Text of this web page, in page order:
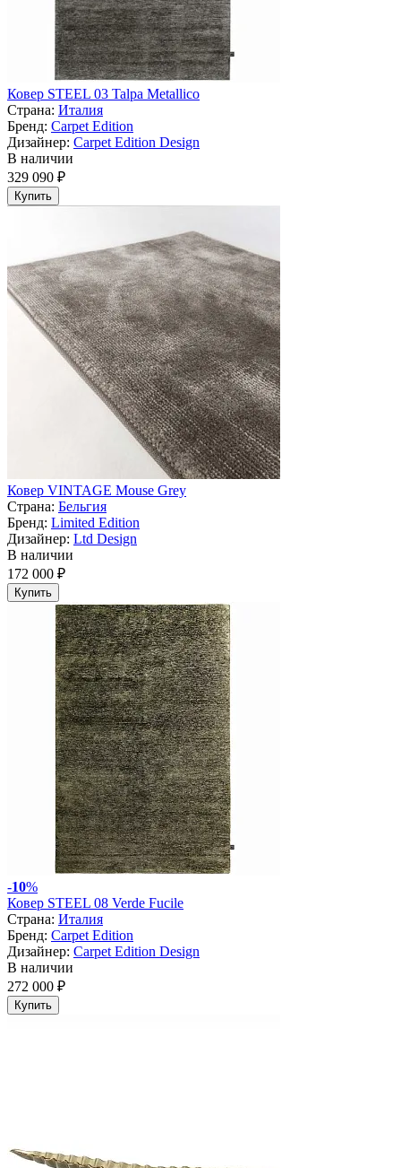
Ковер STEEL 03 Talpa Metallico
Страна: Италия
Бренд: Carpet Edition
Дизайнер: Carpet Edition Design
В наличии
329 090 ₽
Купить
Ковер VINTAGE Mouse Grey
Страна: Бельгия
Бренд: Limited Edition
Дизайнер: Ltd Design
В наличии
172 000 ₽
Купить
-10%
Ковер STEEL 08 Verde Fucile
Страна: Италия
Бренд: Carpet Edition
Дизайнер: Carpet Edition Design
В наличии
272 000 ₽
Купить